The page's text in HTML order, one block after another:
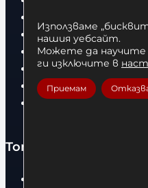
Условия за
За нас
Оборудвани
Контакти
Статии
Топ категории
Използваме
нашия уебсайт.
Можете да научите
ги изключите в
Приемам